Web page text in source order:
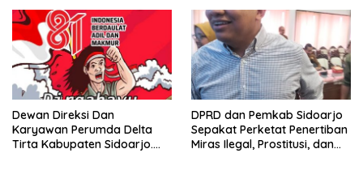
Dewan Direksi Dan
Karyawan Perumda Delta
Tirta Kabupaten Sidoarjo.
DPRD dan Pemkab Sidoarjo
Sepakat Perketat Penertiban
Miras Ilegal, Prostitusi, dan